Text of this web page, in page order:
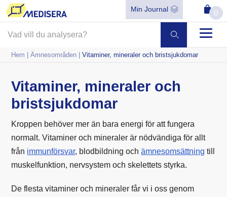
Min Journal 0
Hem |Ämnesområden |Vitaminer, mineraler och bristsjukdomar
Vitaminer, mineraler och
bristsjukdomar
Kroppen behöver mer än bara energi för att fungera
normalt. Vitaminer och mineraler är nödvändiga för allt
från immunförsvar, blodbildning ochämnesomsättning till
muskelfunktion, nervsystem och skelettets styrka.
De flesta vitaminer och mineraler får vi i oss genom